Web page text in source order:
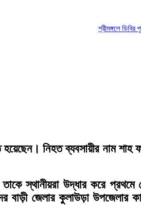
শ্রীমঙ্গলে ডিবির পৃথক
নিহত ব্যবসায়ীর নাম
স্থানীয়রা উদ্ধার করে প্রথমে
জেলার কুলাউড়া উপজেলার